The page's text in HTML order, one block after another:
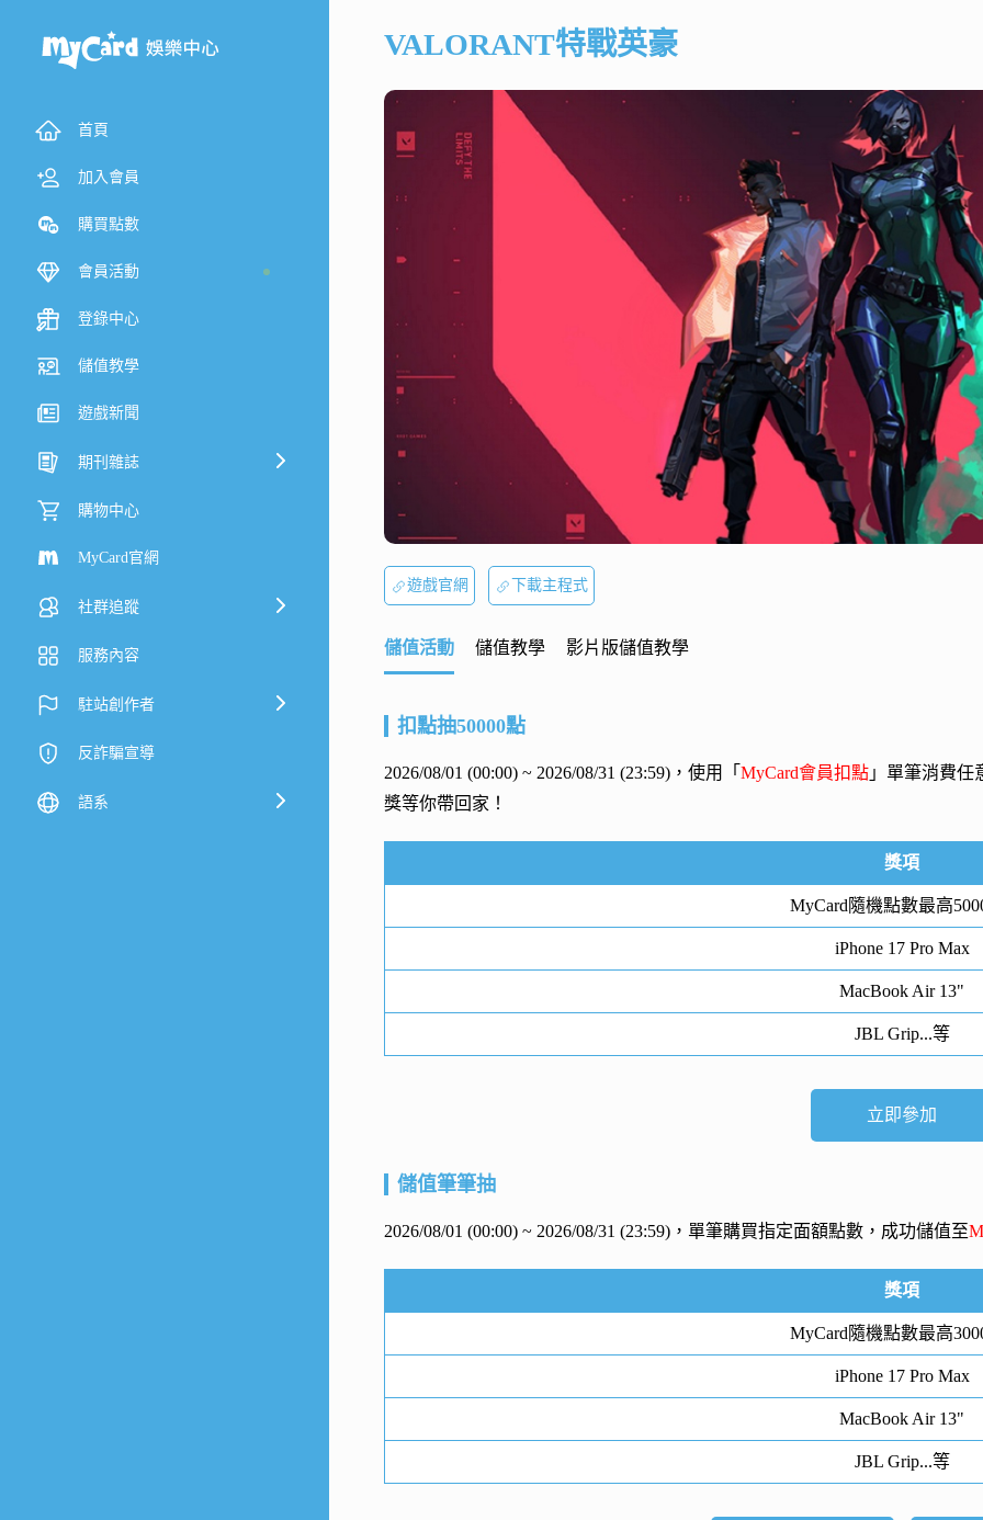
首頁
加入會員
購買點數
會員活動
登錄中心
儲值教學
遊戲新聞
期刊雜誌
購物中心
MyCard官網
社群追蹤
服務內容
駐站創作者
反詐騙宣導
語系
VALORANT特戰英豪
遊戲官網 下載主程式
儲值活動 儲值教學 影片版儲值教學
扣點抽50000點
2026/08/01 (00:00) ~ 2026/08/31 (23:59)，使用「 MyCard會員扣點 」單筆消費任
獎等你帶回家！
獎項
MyCard隨機點數最高
iPhone 17 Pro Max
MacBook Air 13"
JBL Grip...等
立即參加
儲值筆筆抽
2026/08/01 (00:00) ~ 2026/08/31 (23:59)，單筆購買指定面額點數，成功儲值至
獎項
MyCard隨機點數最高
iPhone 17 Pro Max
MacBook Air 13"
JBL Grip...等